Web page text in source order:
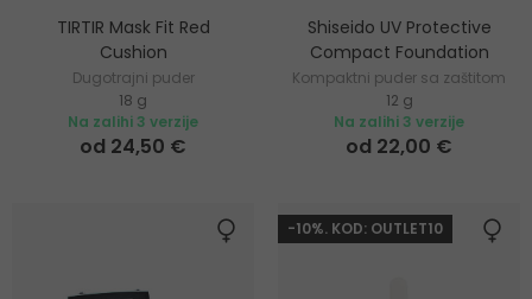
TIRTIR Mask Fit Red
Cushion
Dugotrajni puder
18 g
Na zalihi 3 verzije
od 24,50 €
Shiseido UV Protective
Compact Foundation
Kompaktni puder sa zaštitom
od sunca
12 g
Na zalihi 3 verzije
od 22,00 €
-10%. KOD: OUTLET10